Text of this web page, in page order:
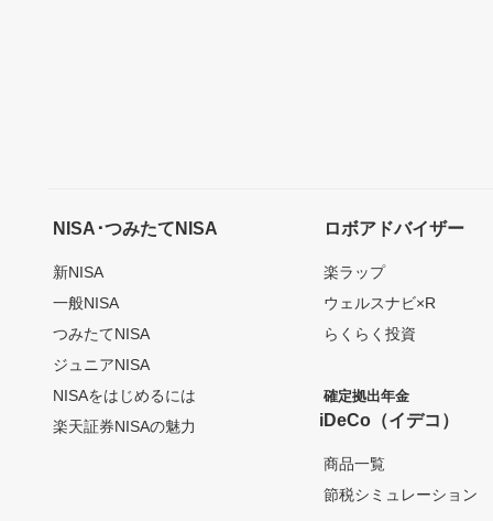
NISA･つみたてNISA
新NISA
一般NISA
つみたてNISA
ジュニアNISA
NISAをはじめるには
楽天証券NISAの魅力
ロボアドバイザー
楽ラップ
ウェルスナビ×R
らくらく投資
確定拠出年金
iDeCo（イデコ）
商品一覧
節税シミュレーション